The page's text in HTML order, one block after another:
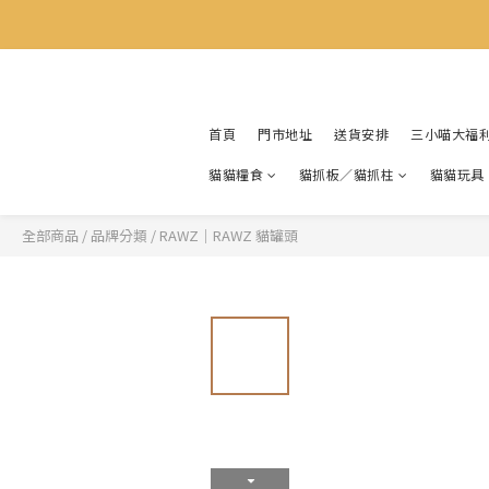
首頁 門市地址 送貨安排 三小喵大福
貓貓糧食 貓抓板／貓抓柱 貓貓玩具
全部商品 / 品牌分類 / RAWZ｜RAWZ 貓罐頭